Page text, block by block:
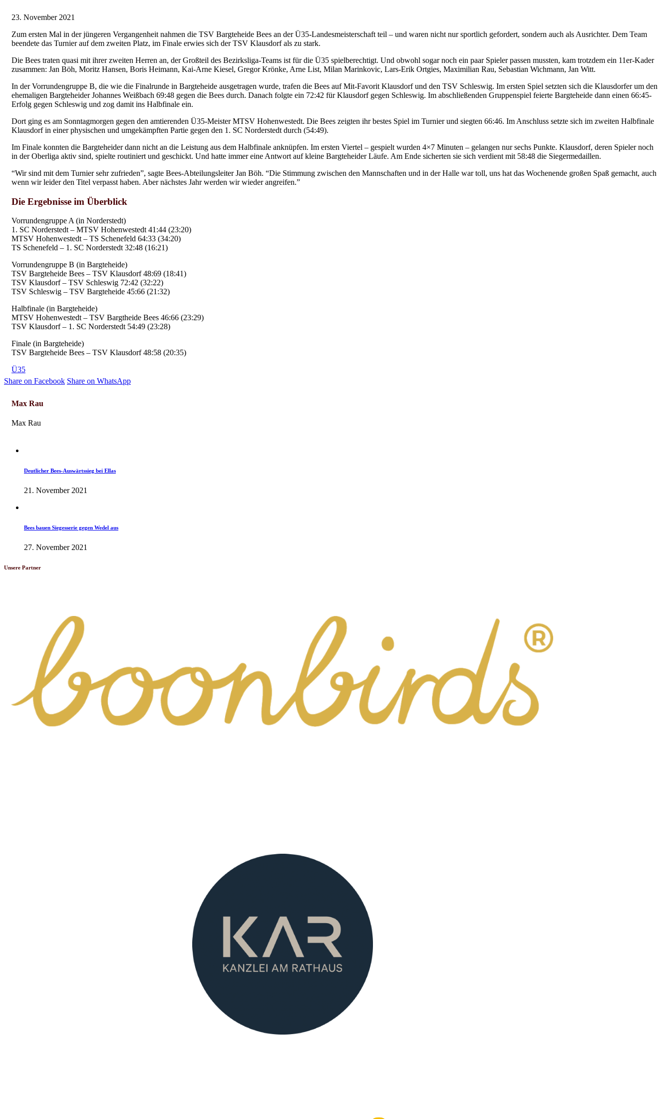
23. November 2021
Zum ersten Mal in der jüngeren Vergangenheit nahmen die TSV Bargteheide Bees an der Ü35-Landesmeisterschaft teil – und waren nicht nur sportlich gefordert, sondern auch als Ausrichter. Dem Team
beendete das Turnier auf dem zweiten Platz, im Finale erwies sich der TSV Klausdorf als zu stark.
Die Bees traten quasi mit ihrer zweiten Herren an, der Großteil des Bezirksliga-Teams ist für die Ü35 spielberechtigt. Und obwohl sogar noch ein paar Spieler passen mussten, kam trotzdem ein 11er-Kader
zusammen: Jan Böh, Moritz Hansen, Boris Heimann, Kai-Arne Kiesel, Gregor Krönke, Arne List, Milan Marinkovic, Lars-Erik Ortgies, Maximilian Rau, Sebastian Wichmann, Jan Witt.
In der Vorrundengruppe B, die wie die Finalrunde in Bargteheide ausgetragen wurde, trafen die Bees auf Mit-Favorit Klausdorf und den TSV Schleswig. Im ersten Spiel setzten sich die Klausdorfer um den
ehemaligen Bargteheider Johannes Weißbach 69:48 gegen die Bees durch. Danach folgte ein 72:42 für Klausdorf gegen Schleswig. Im abschließenden Gruppenspiel feierte Bargteheide dann einen 66:45-
Erfolg gegen Schleswig und zog damit ins Halbfinale ein.
Dort ging es am Sonntagmorgen gegen den amtierenden Ü35-Meister MTSV Hohenwestedt. Die Bees zeigten ihr bestes Spiel im Turnier und siegten 66:46. Im Anschluss setzte sich im zweiten Halbfinale
Klausdorf in einer physischen und umgekämpften Partie gegen den 1. SC Norderstedt durch (54:49).
Im Finale konnten die Bargteheider dann nicht an die Leistung aus dem Halbfinale anknüpfen. Im ersten Viertel – gespielt wurden 4×7 Minuten – gelangen nur sechs Punkte. Klausdorf, deren Spieler noch
in der Oberliga aktiv sind, spielte routiniert und geschickt. Und hatte immer eine Antwort auf kleine Bargteheider Läufe. Am Ende sicherten sie sich verdient mit 58:48 die Siegermedaillen.
“Wir sind mit dem Turnier sehr zufrieden”, sagte Bees-Abteilungsleiter Jan Böh. “Die Stimmung zwischen den Mannschaften und in der Halle war toll, uns hat das Wochenende großen Spaß gemacht, auch
wenn wir leider den Titel verpasst haben. Aber nächstes Jahr werden wir wieder angreifen.”
Die Ergebnisse im Überblick
Vorrundengruppe A (in Norderstedt)
1. SC Norderstedt – MTSV Hohenwestedt 41:44 (23:20)
MTSV Hohenwestedt – TS Schenefeld 64:33 (34:20)
TS Schenefeld – 1. SC Norderstedt 32:48 (16:21)
Vorrundengruppe B (in Bargteheide)
TSV Bargteheide Bees – TSV Klausdorf 48:69 (18:41)
TSV Klausdorf – TSV Schleswig 72:42 (32:22)
TSV Schleswig – TSV Bargteheide 45:66 (21:32)
Halbfinale (in Bargteheide)
MTSV Hohenwestedt – TSV Bargtheide Bees 46:66 (23:29)
TSV Klausdorf – 1. SC Norderstedt 54:49 (23:28)
Finale (in Bargteheide)
TSV Bargteheide Bees – TSV Klausdorf 48:58 (20:35)
Ü35
Share on Facebook Share on WhatsApp
Max Rau
Max Rau
Deutlicher Bees-Auswärtssieg bei Ellas
21. November 2021
Bees bauen Siegesserie gegen Wedel aus
27. November 2021
Unsere Partner